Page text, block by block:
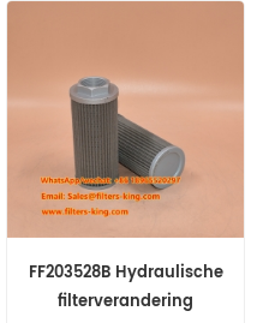
FF203528B Hydraulische
filterverandering